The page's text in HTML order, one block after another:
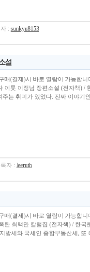
: sunkyu8153
설
매(결제)시 바로 열람이 가능합
이룻 이정님 장편소설 (전자책)
는 취미가 있었다. 진짜 이야기
자 : leeruth
매(결제)시 바로 열람이 가능합
탄 최택만 칼럼집 (전자책) / 한
방세와 국세인 종합부동산세, 또